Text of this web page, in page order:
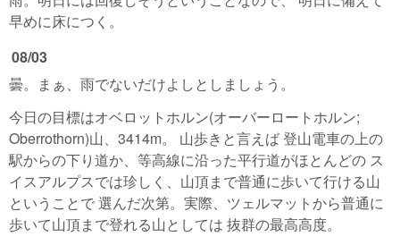
早めに床につく。
08/03
曇。まぁ、雨でないだけよしとしましょう。
今日の目標はオベロットホルン(オーバーロートホルン;
Oberrothorn)山、3414m。 山歩きと言えば 登山電車の上の
駅からの下り道か、等高線に沿った平行道がほとんどの ス
イスアルプスでは珍しく、山頂まで普通に歩いて行ける山
ということで 選んだ次第。実際、ツェルマットから普通に
歩いて山頂まで登れる山としては 抜群の最高高度。